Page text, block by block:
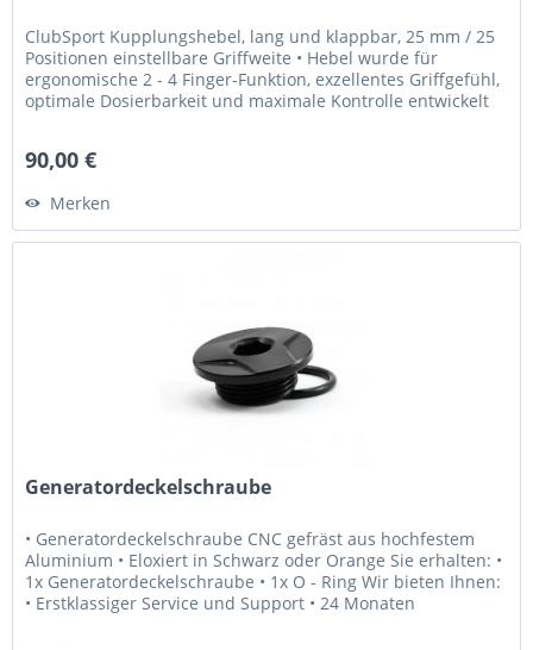
ClubSport Kupplungshebel, lang und klappbar, 25 mm / 25
Positionen einstellbare Griffweite • Hebel wurde für
ergonomische 2 - 4 Finger-Funktion, exzellentes Griffgefühl,
optimale Dosierbarkeit und maximale Kontrolle entwickelt
90,00 €
Merken
Generatordeckelschraube
• Generatordeckelschraube CNC gefräst aus hochfestem
Aluminium • Eloxiert in Schwarz oder Orange Sie erhalten: •
1x Generatordeckelschraube • 1x O - Ring Wir bieten Ihnen:
• Erstklassiger Service und Support • 24 Monaten